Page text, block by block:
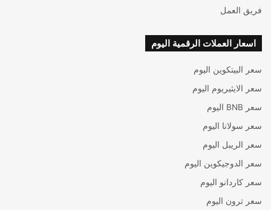
فريق العمل
اسعار العملات الرقمية اليوم
سعر البيتكوين اليوم
سعر الايثيريوم اليوم
سعر BNB اليوم
سعر سولانا اليوم
سعر الريبل اليوم
سعر الدوجيكوين اليوم
سعر كاردانو اليوم
سعر ترون اليوم